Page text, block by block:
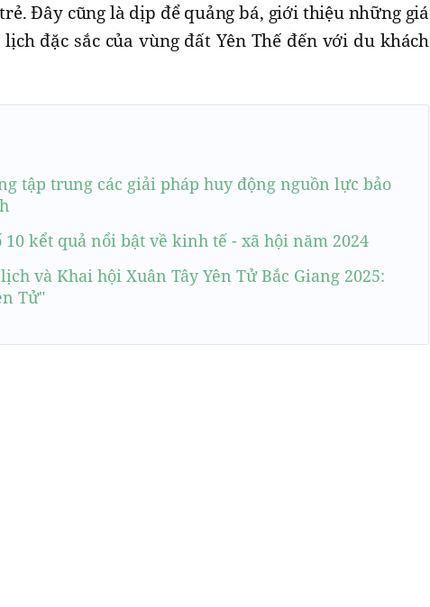
Đây cũng là dịp để quảng bá, giới thiệu những giá
đặc sắc của vùng đất Yên Thế đến với du khách
tập trung các giải pháp huy động nguồn lực bảo
10 kểt quả nổi bật về kinh tế - xã hội năm 2024
và Khai hội Xuân Tây Yên Tử Bắc Giang 2025:
Tử"